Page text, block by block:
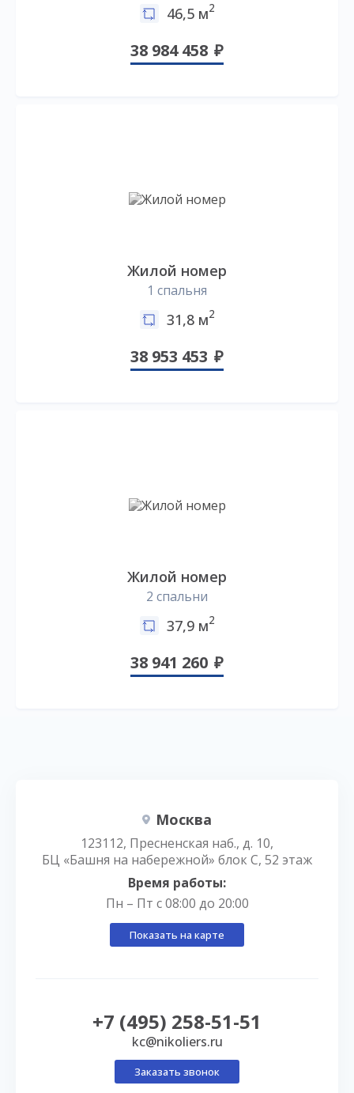
46,5 м2
38 984 458
Жилой номер
1 спальня
31,8 м2
38 953 453
Жилой номер
2 спальни
37,9 м2
38 941 260
Москва
123112, Пресненская наб., д. 10,
БЦ «Башня на набережной» блок С, 52 этаж
Время работы:
Пн – Пт с 08:00 до 20:00
Показать на карте
+7 (495) 258-51-51
kc@nikoliers.ru
Заказать звонок